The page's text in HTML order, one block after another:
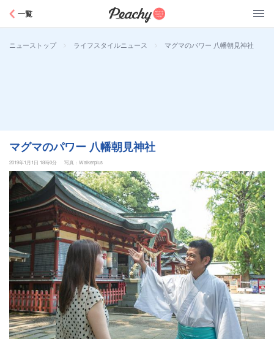
一覧
ニューストップ > ライフスタイルニュース > マグマのパワー 八幡朝見神社
マグマのパワー 八幡朝見神社
2019年1月1日 18時0分 写真：Walkerplus